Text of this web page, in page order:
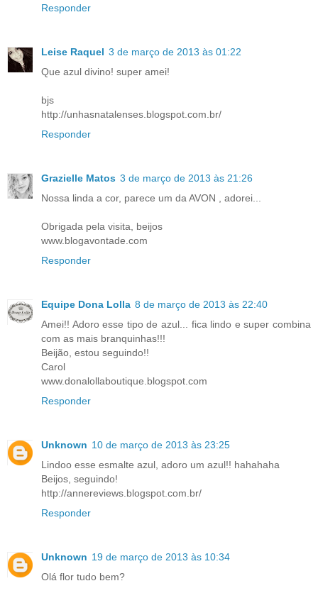
Responder
Leise Raquel 3 de março de 2013 às 01:22
Que azul divino! super amei!
bjs
http://unhasnatalenses.blogspot.com.br/
Responder
Grazielle Matos 3 de março de 2013 às 21:26
Nossa linda a cor, parece um da AVON , adorei...
Obrigada pela visita, beijos
www.blogavontade.com
Responder
Equipe Dona Lolla 8 de março de 2013 às 22:40
Amei!! Adoro esse tipo de azul... fica lindo e super combina
com as mais branquinhas!!!
Beijão, estou seguindo!!
Carol
www.donalollaboutique.blogspot.com
Responder
Unknown 10 de março de 2013 às 23:25
Lindoo esse esmalte azul, adoro um azul!! hahahaha
Beijos, seguindo!
http://annereviews.blogspot.com.br/
Responder
Unknown 19 de março de 2013 às 10:34
Olá flor tudo bem?